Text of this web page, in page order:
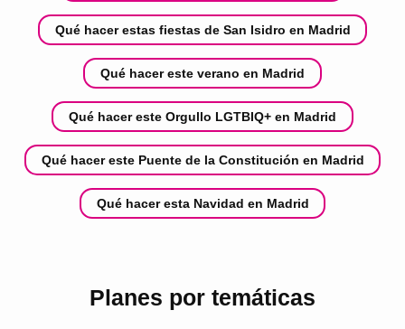
Qué hacer estas fiestas de San Isidro en Madrid
Qué hacer este verano en Madrid
Qué hacer este Orgullo LGTBIQ+ en Madrid
Qué hacer este Puente de la Constitución en Madrid
Qué hacer esta Navidad en Madrid
Planes por temáticas